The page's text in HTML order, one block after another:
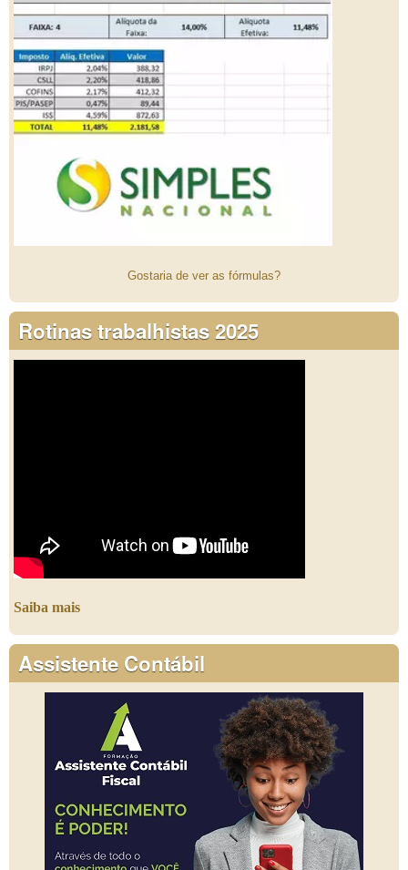
Gostaria de ver as fórmulas?
Rotinas trabalhistas 2025
Saiba mais
Assistente Contábil